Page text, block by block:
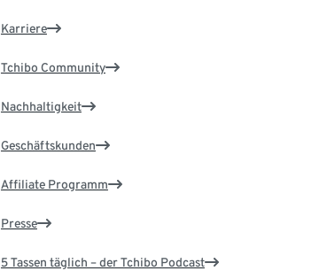
Karriere
Tchibo Community
Nachhaltigkeit
Geschäftskunden
Affiliate Programm
Presse
5 Tassen täglich – der Tchibo Podcast